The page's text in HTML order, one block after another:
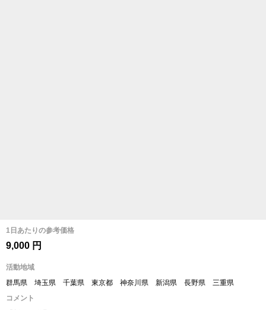
1日あたりの参考価格
9,000 円
活動地域
群馬県 埼玉県 千葉県 東京都 神奈川県 新潟県 長野県 三重県
コメント